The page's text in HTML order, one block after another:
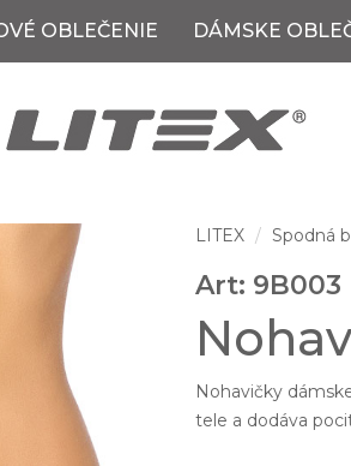
OBLEČENIE DÁMSKE
LITEX Spodná
Art: 9B003
Nohavičky
tele a dodáva